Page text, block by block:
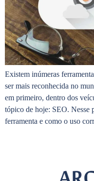
Existem inúmeras
ser mais reconhecida no
em primeiro, dentro dos
tópico de hoje: SEO. Nesse
ferramenta e como o uso